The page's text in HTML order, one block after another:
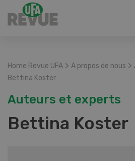
Home Revue UFA > A propos de nous >
Bettina Koster
Auteurs et experts
Bettina Koster